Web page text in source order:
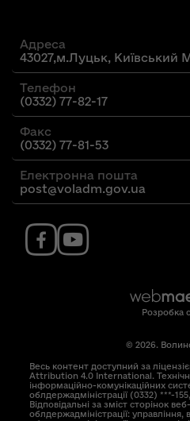
Адреса
43027,м.Луцьк, Київський
Телефон
(0332) 77-82-17
Факс
(0332) 77-81-53
Електронна пошта
post@voladm.gov.ua
Розробка
© 2026.
Весь контент доступний за
Attribution 4.0 International.
інформаційно-комунікаційних
облдержадміністрації (0332) ***-
Відповідальні за зміст сторінок
облдержадміністрації: управління,